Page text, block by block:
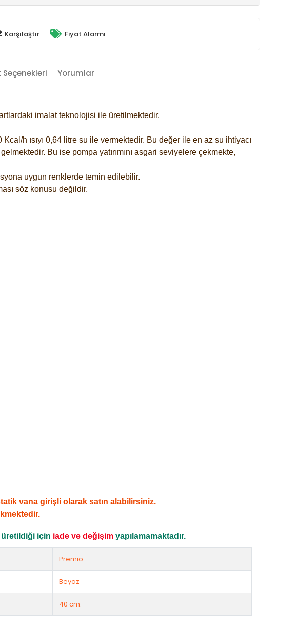
Karşılaştır Fiyat Alarmı
Yorumlar
imalat teknolojisi ile üretilmektedir.
h ısıyı 0,64 litre su ile vermektedir. Bu değer ile en az su ihtiyacı
Bu ise pompa yatırımını asgari seviyelere çekmekte,
uygun renklerde temin edilebilir.
söz konusu değildir.
vana girişli olarak satın alabilirsiniz.
için iade ve değişim yapılamamaktadır.
Premio
Beyaz
40 cm.